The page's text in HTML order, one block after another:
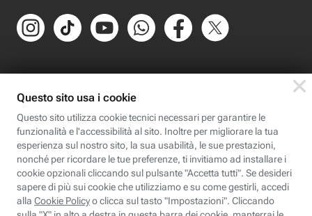
Chi siamo
Credits e note legali
Fastweb.it
Formazione